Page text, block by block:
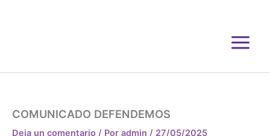
COMUNICADO DEFENDEMOS
Deja un comentario / Por admin / 27/05/2025